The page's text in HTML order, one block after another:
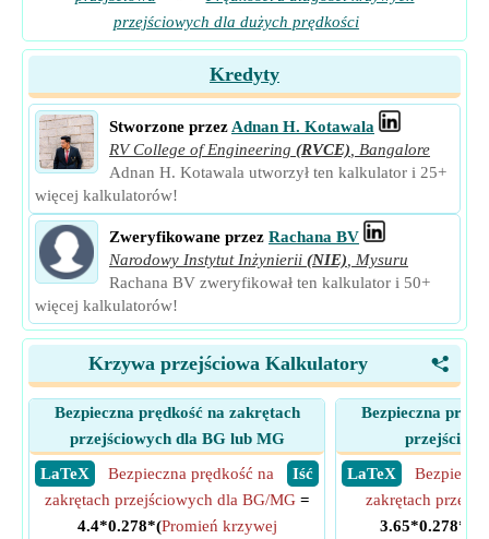
przejściowych dla dużych prędkości
Kredyty
Stworzone przez Adnan H. Kotawala
RV College of Engineering (RVCE)
Bangalore
Adnan H. Kotawala utworzył ten kalkulator i 25+
więcej kalkulatorów!
Zweryfikowane przez Rachana BV
Narodowy Instytut Inżynierii (NIE)
Mysuru
Rachana BV zweryfikował ten kalkulator i 50+
więcej kalkulatorów!
<
Krzywa przejściowa Kalkulatory
Bezpieczna prędkość na zakrętach
przejściowych dla BG lub MG
​ LaTeX
​ Iść
Bezpieczna prędkość na
zakrętach przejściowych dla BG/MG=
4.4*0.278*(Promień krzywej
Bezpieczna
​ LaTeX
zakrętach
3.65*0.278*(